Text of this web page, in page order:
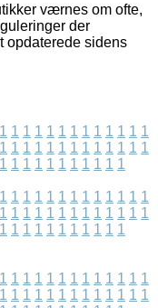
værnes om ofte,
der
opdaterede sidens
1 1 1 1 1 1 1 1 1 1 1 1 1
1 1 1 1 1 1 1 1 1 1 1 1 1
1 1 1 1 1 1 1 1 1 1 1
1 1 1 1 1 1 1 1 1 1 1 1 1
1 1 1 1 1 1 1 1 1 1 1 1 1
1 1 1 1 1 1 1 1 1 1 1
1 1 1 1 1 1 1 1 1 1 1 1 1
1 1 1 1 1 1 1 1 1 1 1 1 1